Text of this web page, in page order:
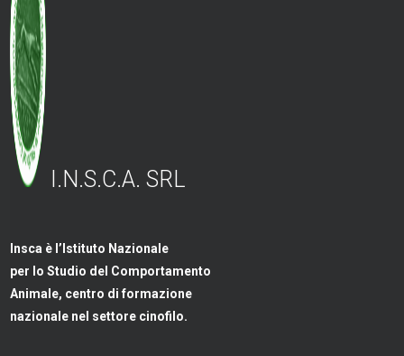
I.N.S.C.A. SRL
Insca è l’Istituto Nazionale
per lo Studio del Comportamento
Animale, centro di formazione
nazionale nel settore cinofilo.